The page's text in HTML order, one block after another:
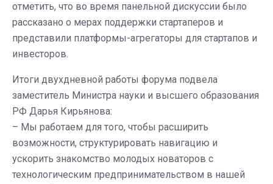
отметить, что во время панельной дискуссии было
рассказано о мерах поддержки стартаперов и
представили платформы-агрегаторы для стартапов и
инвесторов.
Итоги двухдневной работы форума подвела
заместитель Министра науки и высшего образования
РФ Дарья Кирьянова:
– Мы работаем для того, чтобы расширить
возможности, структурировать навигацию и
ускорить знакомство молодых новаторов с
технологическим предпринимательством в нашей